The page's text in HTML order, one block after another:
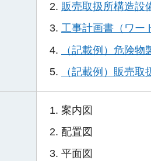
販売取扱所構造設
工事計画書（ワー
（記載例）危険
（記載例）販売
案内図
配置図
平面図